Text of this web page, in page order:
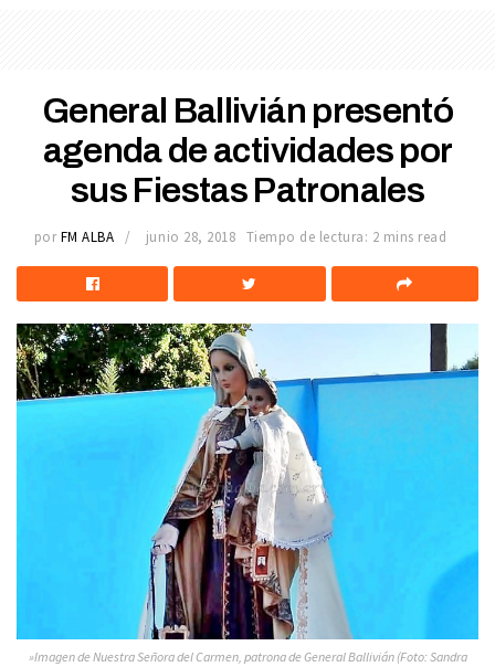
General Ballivián presentó
agenda de actividades por
sus Fiestas Patronales
por FM ALBA junio 28, 2018 Tiempo de lectura: 2 mins read
»Imagen de Nuestra Señora del Carmen, patrona de General Ballivián (Foto: Sandra